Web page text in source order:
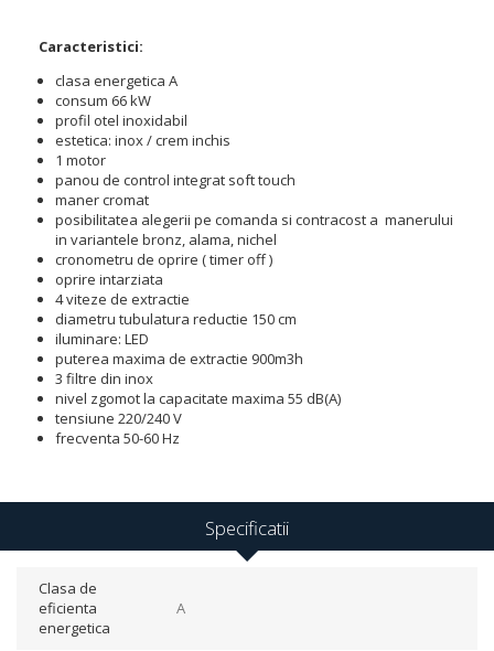
Caracteristici:
clasa energetica A
consum 66 kW
profil otel inoxidabil
estetica: inox / crem inchis
1 motor
panou de control integrat soft touch
maner cromat
posibilitatea alegerii pe comanda si contracost a manerului
in variantele bronz, alama, nichel
cronometru de oprire ( timer off )
oprire intarziata
4 viteze de extractie
diametru tubulatura reductie 150 cm
iluminare: LED
puterea maxima de extractie 900m3h
3 filtre din inox
nivel zgomot la capacitate maxima 55 dB(A)
tensiune 220/240 V
frecventa 50-60 Hz
Specificatii
Clasa de
eficienta
energetica
A